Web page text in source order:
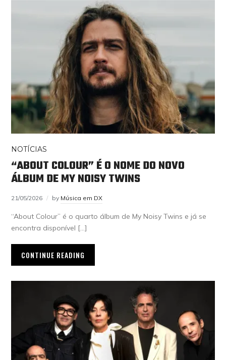
NOTÍCIAS
“ABOUT COLOUR” É O NOME DO NOVO
ÁLBUM DE MY NOISY TWINS
21/05/2026 by Música em DX
“About Colour” é o quarto álbum de My Noisy Twins e já se
encontra disponível […]
CONTINUE READING